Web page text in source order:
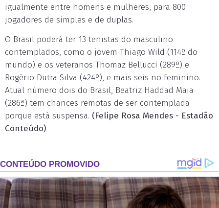
igualmente entre homens e mulheres, para 800
jogadores de simples e de duplas.
O Brasil poderá ter 13 tenistas do masculino
contemplados, como o jovem Thiago Wild (114º do
mundo) e os veteranos Thomaz Bellucci (289º) e
Rogério Dutra Silva (424º), e mais seis no feminino.
Atual número dois do Brasil, Beatriz Haddad Maia
(286ª) tem chances remotas de ser contemplada
porque está suspensa. (Felipe Rosa Mendes - Estadão
Conteúdo)